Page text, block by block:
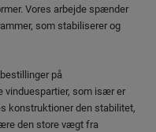
Vores arbejde spænder
som stabiliserer og
på
vinduespartier, som især er
konstruktioner den stabilitet,
den store vægt fra